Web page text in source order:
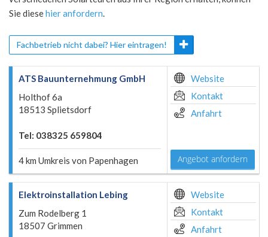
Sie diesehier anfordern.
Fachbetrieb nicht dabei? Hier eintragen!
ATS Bauunternehmung GmbH
Holthof 6a
18513 Splietsdorf
Tel: 038325 659804
4 km Umkreis von Papenhagen
Website
Kontakt
Anfahrt
Angebot anfordern
Elektroinstallation Lebing
Zum Rodelberg 1
18507 Grimmen
Website
Kontakt
Anfahrt